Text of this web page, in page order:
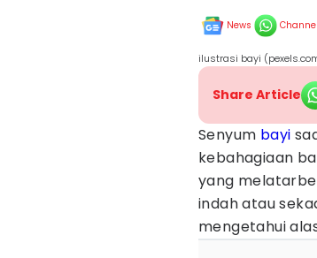
News Channel
ilustrasi bayi
Share Article
Senyum bayi
kebahagiaan
yang
indah atau
mengetahui